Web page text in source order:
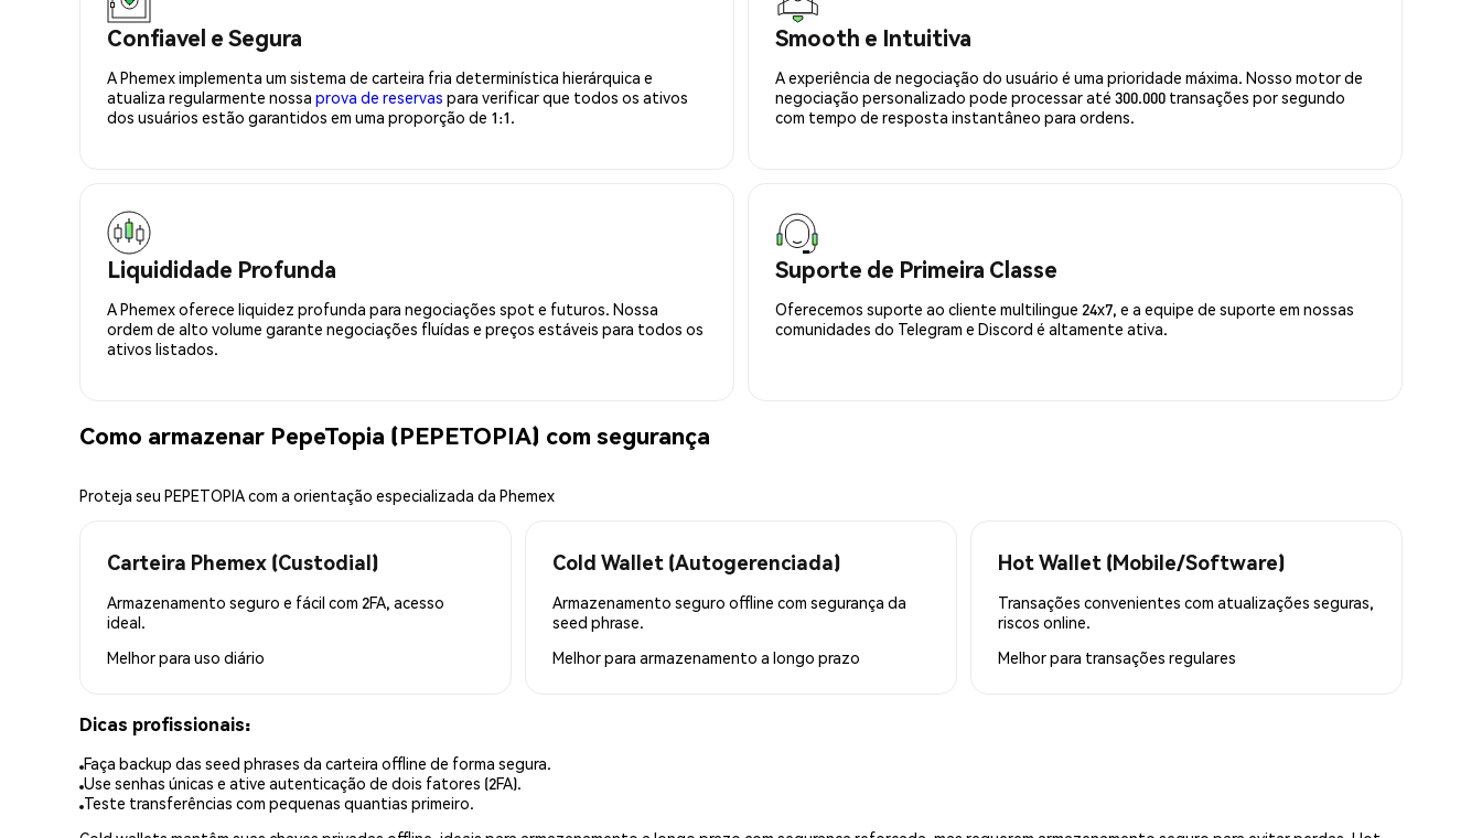
Confiavel e Segura
A Phemex implementa um sistema de carteira fria determinística hierárquica e
atualiza regularmente nossa prova de reservas para verificar que todos os ativos
dos usuários estão garantidos em uma proporção de 1:1.
Smooth e Intuitiva
A experiência de negociação do usuário é uma prioridade máxima. Nosso motor de
negociação personalizado pode processar até 300.000 transações por segundo
com tempo de resposta instantâneo para ordens.
Liquididade Profunda
A Phemex oferece liquidez profunda para negociações spot e futuros. Nossa
ordem de alto volume garante negociações fluídas e preços estáveis para todos os
ativos listados.
Suporte de Primeira Classe
Oferecemos suporte ao cliente multilingue 24x7, e a equipe de suporte em nossas
comunidades do Telegram e Discord é altamente ativa.
Como armazenar PepeTopia (PEPETOPIA) com segurança
Proteja seu PEPETOPIA com a orientação especializada da Phemex
Carteira Phemex (Custodial)
Armazenamento seguro e fácil com 2FA, acesso
ideal.
Melhor para uso diário
Cold Wallet (Autogerenciada)
Armazenamento seguro offline com segurança da
seed phrase.
Melhor para armazenamento a longo prazo
Hot Wallet (Mobile/Software)
Transações convenientes com atualizações seguras,
riscos online.
Melhor para transações regulares
Dicas profissionais:
Faça backup das seed phrases da carteira offline de forma segura.
Use senhas únicas e ative autenticação de dois fatores (2FA).
Teste transferências com pequenas quantias primeiro.